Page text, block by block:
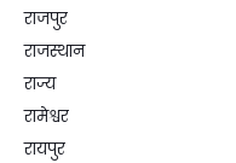
राजपुर
राजस्थान
राज्य
रामेश्वर
रायपुर